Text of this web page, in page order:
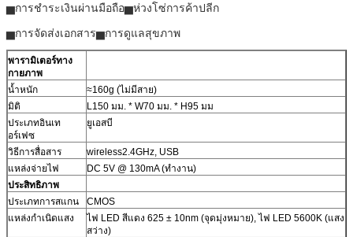
▅การชำระเงินผ่านมือถือ▅ห่วงโซ่การค้าปลีก
▅การจัดส่งเอกสาร▅การดูแลสุขภาพ
พารามิเตอร์ทาง
กายภาพ
น้ำหนัก
≈160g (ไม่มีสาย)
มิติ
L150 มม. * W70 มม. * H95 มม
ประเภทอินเท
อร์เฟซ
ยูเอสบี
วิธีการสื่อสาร
wireless2.4GHz, USB
แหล่งจ่ายไฟ
DC 5V @ 130mA (ทำงาน)
ประสิทธิภาพ
ประเภทการสแกน
CMOS
แหล่งกำเนิดแสง
ไฟ LED สีแดง 625 ± 10nm (จุดมุ่งหมาย), ไฟ LED 5600K (แสง
สว่าง)